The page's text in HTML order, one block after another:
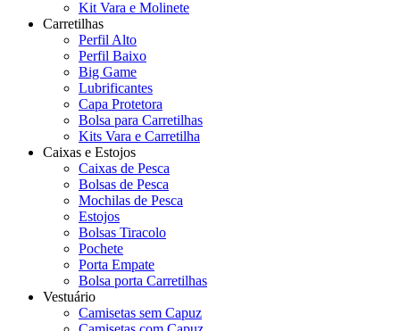
Kit Vara e Molinete
Carretilhas
Perfil Alto
Perfil Baixo
Big Game
Lubrificantes
Capa Protetora
Bolsa para Carretilhas
Kits Vara e Carretilha
Caixas e Estojos
Caixas de Pesca
Bolsas de Pesca
Mochilas de Pesca
Estojos
Bolsas Tiracolo
Pochete
Porta Empate
Bolsa porta Carretilhas
Vestuário
Camisetas sem Capuz